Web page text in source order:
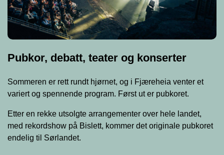
Pubkor, debatt, teater og konserter
Sommeren er rett rundt hjørnet, og i Fjæreheia venter et
variert og spennende program. Først ut er pubkoret.
Etter en rekke utsolgte arrangementer over hele landet,
med rekordshow på Bislett, kommer det originale pubkoret
endelig til Sørlandet.